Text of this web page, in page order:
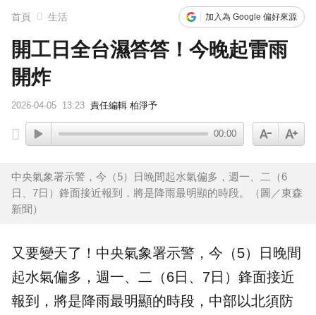
首頁 生活 加入為 Google 偏好來源
開工日全台濕答答！今晚起雷雨
開炸
2026-04-05 13:23 責任編輯 柏淨予
00:00
中央氣象署示警，今（5）日晚間起水氣偏多，週一、二（6
日、7日）鋒面接近報到，將是降雨最明顯的時段。（圖／東森
新聞）
又要變天了！中央氣象署示警，今（5）日晚間
起水氣偏多，週一、二（6日、7日） 鋒面接近
報到，將是降雨最明顯的時段，中部以北須防